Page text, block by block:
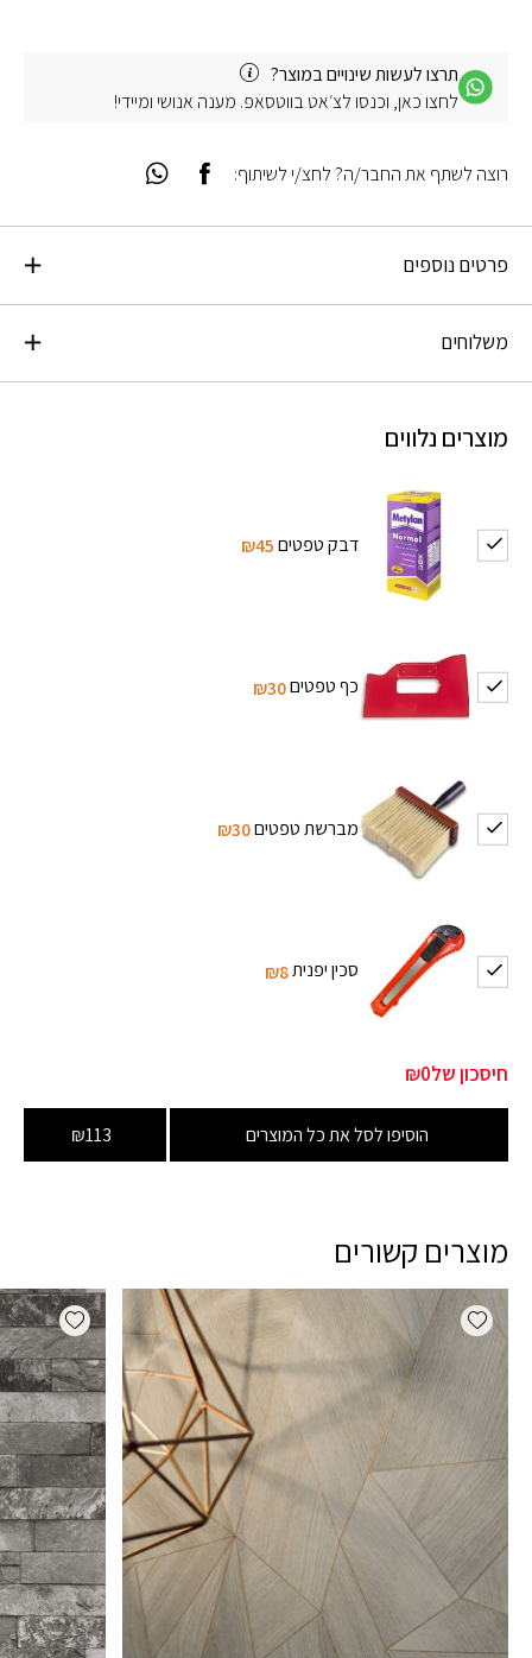
תרצו לעשות שינויים במוצר?
לחצו כאן, וכנסו לצ׳אט בווטסאפ. מענה אנושי ומיידי!
פרטים נוספים
משלוחים
מוצרים נלווים
דבק טפטים₪45
כף טפטים₪30
מברשת טפטים₪30
סכין יפנית₪8
חיסכון של₪0
הוסיפו לסל את כל המוצרים ₪113
רוצה לשתף את החבר/ה? לחצ/י לשיתוף:
מוצרים קשורים
Add wishlist
wishlist